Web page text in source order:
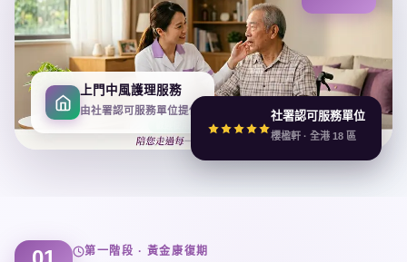
上門中風護理服務
由社署認可服務單位提供 社署認可服務單位
櫻楹軒 · 全港 18 區
第一階段 · 黃金康復期